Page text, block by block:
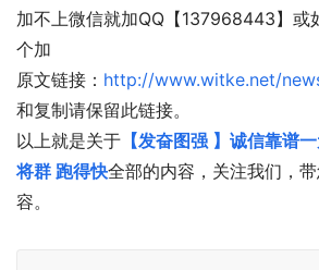
加不上微信就加QQ【137968443】或
个加
原文链接： http://www.witke.net/
和复制请保留此链接。
以上就是关于 【发奋图强 】诚信靠谱
将群 跑得快全部的内容，关注我们，
容。